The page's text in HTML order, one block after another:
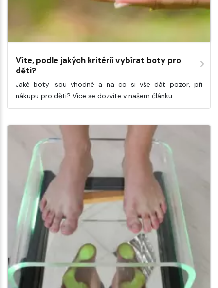
Víte, podle jakých kritérií vybírat boty pro
děti?
Jaké boty jsou vhodné a na co si vše dát pozor, při
nákupu pro děti? Více se dozvíte v našem článku.